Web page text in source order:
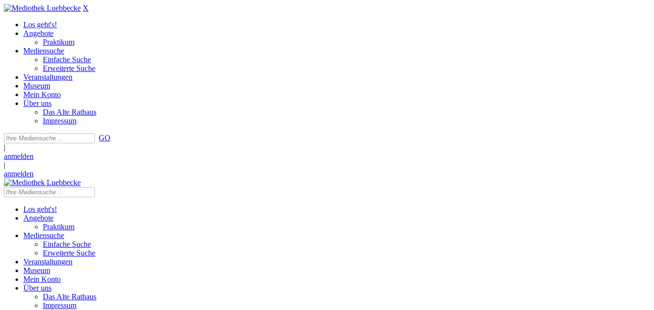
X
Los geht's!
Angebote
Praktikum
Mediensuche
Einfache Suche
Erweiterte Suche
Veranstaltungen
Museum
Mein Konto
Über uns
Das Alte Rathaus
Impressum
GO
|
anmelden
|
anmelden
Los geht's!
Angebote
Praktikum
Mediensuche
Einfache Suche
Erweiterte Suche
Veranstaltungen
Museum
Mein Konto
Über uns
Das Alte Rathaus
Impressum